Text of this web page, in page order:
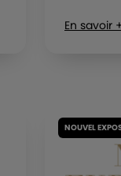
En savoir
NOUVEL